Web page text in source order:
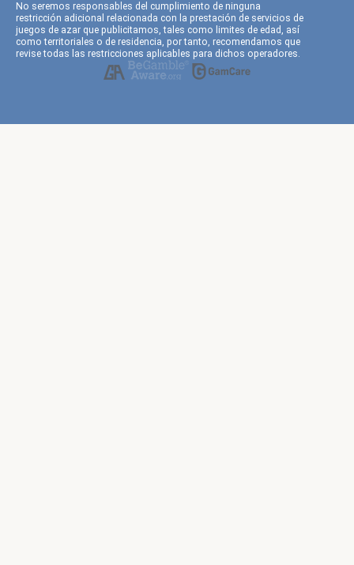
No seremos responsables del cumplimiento de ninguna
restricción adicional relacionada con la prestación de servicios de
juegos de azar que publicitamos, tales como limites de edad, así
como territoriales o de residencia, por tanto, recomendamos que
revise todas las restricciones aplicables para dichos operadores.